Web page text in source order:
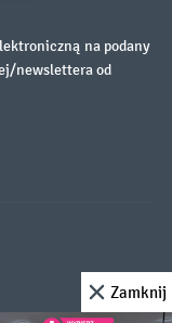
na podany
newslettera od
Zamknij